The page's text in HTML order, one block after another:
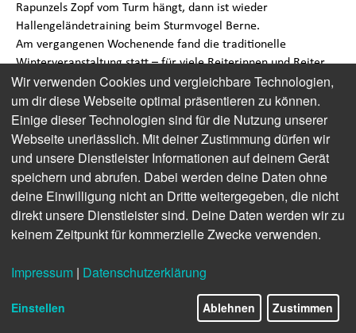
Rapunzels Zopf vom Turm hängt, dann ist wieder
Hallengeländetraining beim Sturmvogel Berne.
Am vergangenen Wochenende fand die traditionelle
Winterveranstaltung statt – für viele Reiterinnen und Reiter
ein fester Bestandteil der Vielseitigkeitsvorbereitung und für
alle anderen einfach eine willkommene Abwechslung im
Wintertraining.
Unter dem Motto „Märchen“ ritten drei Tage lang rund 170
Teilnehmende über Hindernisse aus Holz, Tannen, Reet und
bunten Blumen. Das erfahrene Trainerteam um Mairin Buch,
Claas Jüchter, Johanna Wetjen-Sanders und Anna Hoffmann
sorgte für Abwechslung und Technikfeinschliff.
Ein Highlight war der „Indoor-Ausritt“ am Sonntagmittag, bei
dem die jüngsten Vereinsmitglieder unter Leitung von
kleiner Sprünge und großer Augen. Natürlich kam auch der
gemütliche Teil nicht zu kurz: warmes Essen, Kuchenbuffet und
viele helfende Hände machten die Veranstaltung wieder zu
Wir verwenden Cookies und vergleichbare Technologien,
um dir diese Webseite optimal präsentieren zu können.
Einige dieser Technologien sind für die Nutzung unserer
Webseite unerlässlich. Mit deiner Zustimmung dürfen wir
und unsere Dienstleister Informationen auf deinem Gerät
speichern und abrufen. Dabei werden deine Daten ohne
deine Einwilligung nicht an Dritte weitergegeben, die nicht
direkt unsere Dienstleister sind. Deine Daten werden wir zu
keinem Zeitpunkt für kommerzielle Zwecke verwenden.
Impressum | Datenschutzerklärung
Einstellen Ablehnen Zustimmen